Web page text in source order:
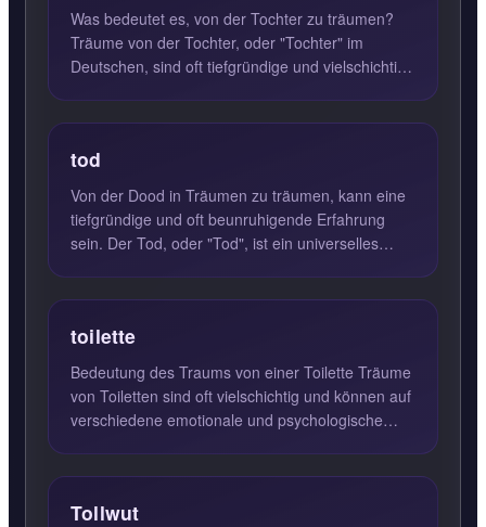
Was bedeutet es, von der Tochter zu träumen?
Träume von der Tochter, oder "Tochter" im
Deutschen, sind oft tiefgründige und vielschichtige
tod
Von der Dood in Träumen zu träumen, kann eine
tiefgründige und oft beunruhigende Erfahrung
sein. Der Tod, oder "Tod", ist ein universelles
toilette
Bedeutung des Traums von einer Toilette Träume
von Toiletten sind oft vielschichtig und können auf
verschiedene emotionale und psychologische
Tollwut